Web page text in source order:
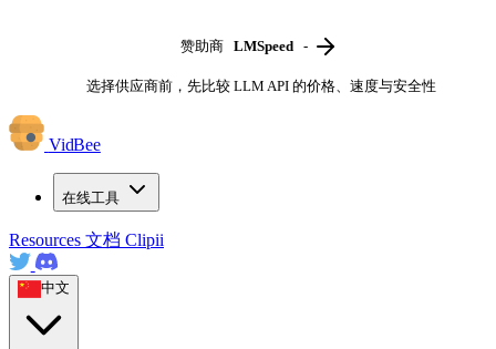
赞助商 LMSpeed -
选择供应商前，先比较 LLM API 的价格、速度与安全性
VidBee
在线工具
Resources 文档 Clipii
中文